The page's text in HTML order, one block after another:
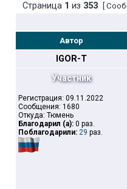
Страница 1 из 353 [
Автор
IGOR-T
Участник
Регистрация: 09.11.2022
Сообщения: 1680
Откуда: Тюмень
Благодарил (а): 0 раз.
Поблагодарили: 29 раз.